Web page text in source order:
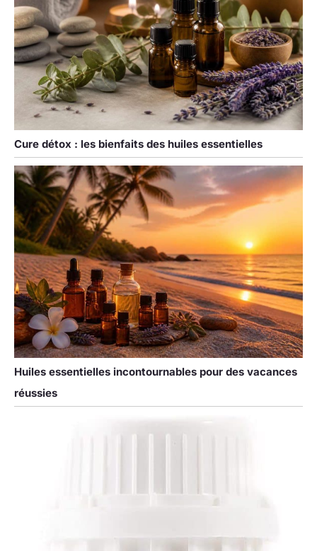
Cure détox : les bienfaits des huiles essentielles
Huiles essentielles incontournables pour des vacances
réussies